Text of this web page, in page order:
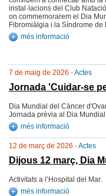
instal·lacions del Club
on commemorarem el Dia
Fibromiàlgia i la Síndrome de
més informació
7 de maig de 2026 -Actes
Jornada 'Cuidar-se
Dia Mundial del Càncer
Jornada prèvia al Dia
més informació
12 de març de 2026 -Actes
Dijous 12 març, Dia
Activitats a l’Hospital del Mar.
més informació